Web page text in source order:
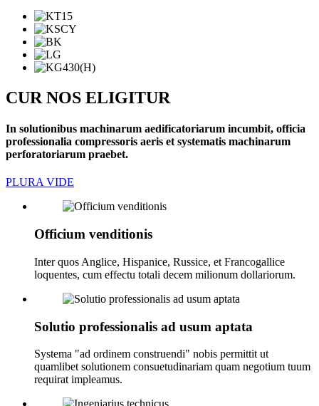
CUR NOS ELIGITUR
In solutionibus machinarum aedificatoriarum incumbit, officia
professionalia compressoris aeris et systematis machinarum
perforatoriarum praebet.
PLURA VIDE
Officium venditionis
Inter quos Anglice, Hispanice, Russice, et Francogallice
loquentes, cum effectu totali decem milionum dollariorum.
Solutio professionalis ad usum aptata
Systema "ad ordinem construendi" nobis permittit ut
quamlibet solutionem consuetudinariam quam negotium tuum
requirat impleamus.